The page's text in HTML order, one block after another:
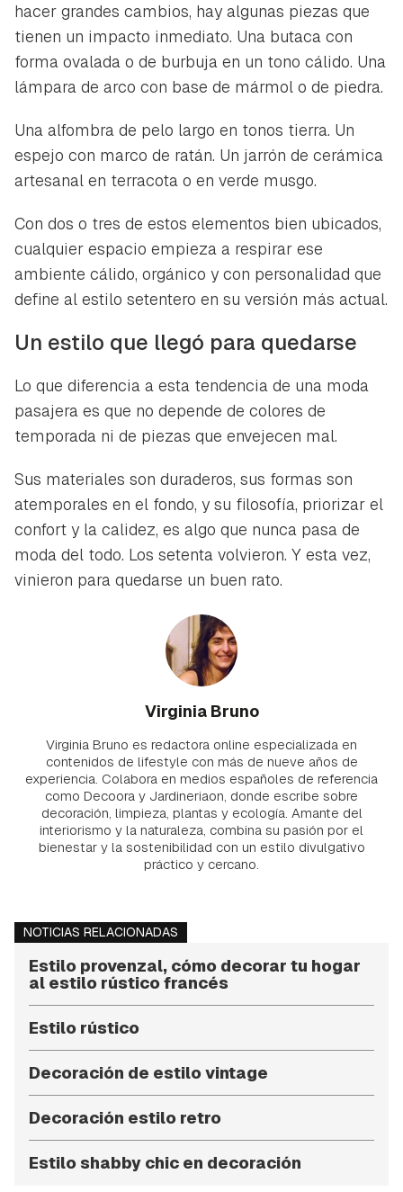
hacer grandes cambios, hay algunas piezas que
tienen un impacto inmediato. Una butaca con
forma ovalada o de burbuja en un tono cálido. Una
lámpara de arco con base de mármol o de piedra.
Una alfombra de pelo largo en tonos tierra. Un
espejo con marco de ratán. Un jarrón de cerámica
artesanal en terracota o en verde musgo.
Con dos o tres de estos elementos bien ubicados,
cualquier espacio empieza a respirar ese
ambiente cálido, orgánico y con personalidad que
define al estilo setentero en su versión más actual.
Un estilo que llegó para quedarse
Lo que diferencia a esta tendencia de una moda
pasajera es que no depende de colores de
temporada ni de piezas que envejecen mal.
Sus materiales son duraderos, sus formas son
atemporales en el fondo, y su filosofía, priorizar el
confort y la calidez, es algo que nunca pasa de
moda del todo. Los setenta volvieron. Y esta vez,
vinieron para quedarse un buen rato.
Virginia Bruno
Virginia Bruno es redactora online especializada en
contenidos de lifestyle con más de nueve años de
experiencia. Colabora en medios españoles de referencia
como Decoora y Jardineriaon, donde escribe sobre
decoración, limpieza, plantas y ecología. Amante del
interiorismo y la naturaleza, combina su pasión por el
bienestar y la sostenibilidad con un estilo divulgativo
práctico y cercano.
NOTICIAS RELACIONADAS
Estilo provenzal, cómo decorar tu hogar
al estilo rústico francés
Estilo rústico
Decoración de estilo vintage
Decoración estilo retro
Estilo shabby chic en decoración